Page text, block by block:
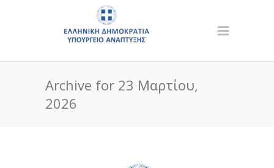
Archive for 23 Μαρτίου,
2026